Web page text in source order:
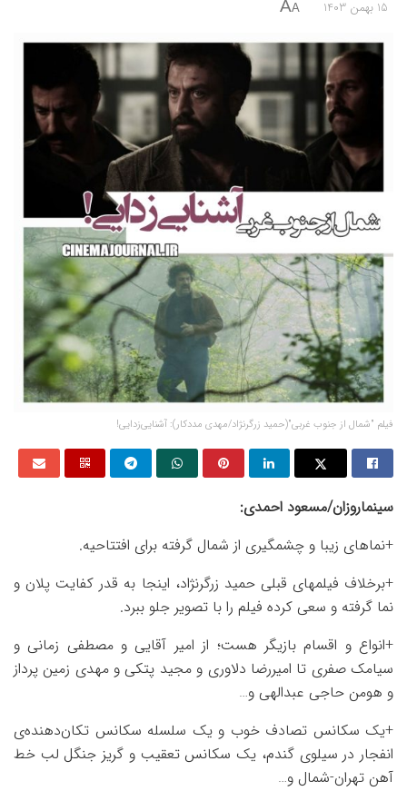
15 بهمن 1403 A
A
فیلم "شمال از جنوب غربی"(حمید زرگرنژاد/مهدی مددکار): آشنایی‌زدایی!
سینماروزان/مسعود احمدی:
+نماهای زیبا و چشمگیری از شمال گرفته برای افتتاحیه.
+برخلاف فیلمهای قبلی حمید زرگرنژاد، اینجا به قدر کفایت پلان و
نما گرفته و سعی کرده فیلم را با تصویر جلو ببرد.
+انواع و اقسام بازیگر هست؛ از امیر آقایی و مصطفی زمانی و
سیامک صفری تا امیررضا دلاوری و مجید پتکی و مهدی زمین پرداز
و هومن حاجی عبدالهی و‌…
+یک سکانس تصادف خوب و یک سلسله سکانس تکان‌دهنده‌ی
انفجار در سیلوی گندم، یک سکانس تعقیب و گریز جنگل لب خط
آهن تهران-شمال و…